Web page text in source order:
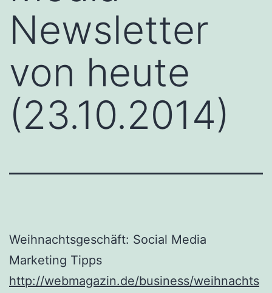
Newsletter
von heute
(23.10.2014)
Weihnachtsgeschäft: Social Media
Marketing Tipps
http://webmagazin.de/business/weihnachts